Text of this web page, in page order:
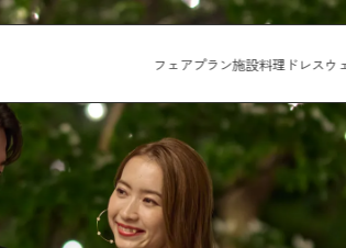
フェアプラン施設料理 ドレスウ